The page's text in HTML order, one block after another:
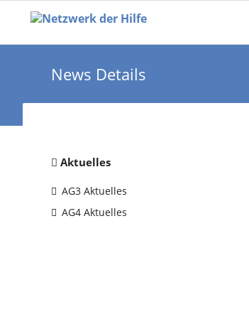
News Details
Navigation
Aktuelles
AG3 Aktuelles
AG4 Aktuelles